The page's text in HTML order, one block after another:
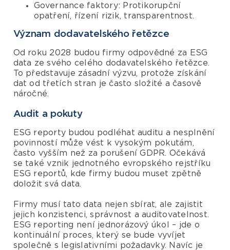
Governance faktory: Protikorupční
opatření, řízení rizik, transparentnost.
Význam dodavatelského řetězce
Od roku 2028 budou firmy odpovědné za ESG
data ze svého celého dodavatelského řetězce.
To představuje zásadní výzvu, protože získání
dat od třetích stran je často složité a časově
náročné.
Audit a pokuty
ESG reporty budou podléhat auditu a nesplnění
povinností může vést k vysokým pokutám,
často vyšším než za porušení GDPR. Očekává
se také vznik jednotného evropského rejstříku
ESG reportů, kde firmy budou muset zpětně
doložit svá data.
Firmy musí tato data nejen sbírat, ale zajistit
jejich konzistenci, správnost a auditovatelnost.
ESG reporting není jednorázový úkol – jde o
kontinuální proces, který se bude vyvíjet
společně s legislativními požadavky. Navíc je